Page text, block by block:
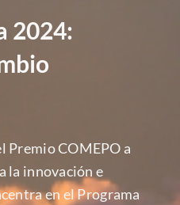
2024:
Premio COMEPO a
la innovación e
en el Programa